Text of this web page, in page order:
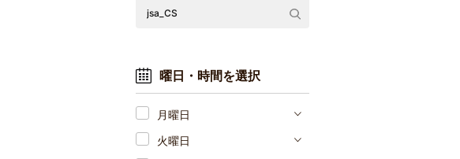
曜日・時間を選択
月曜日
火曜日